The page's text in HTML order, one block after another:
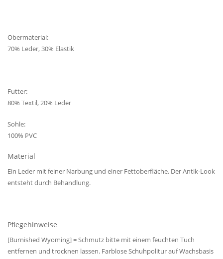
Obermaterial:
70% Leder, 30% Elastik
Futter:
80% Textil, 20% Leder
Sohle:
100% PVC
Material
Ein Leder mit feiner Narbung und einer Fettoberfläche. Der Antik-Look
entsteht durch Behandlung.
Pflegehinweise
[Burnished Wyoming] = Schmutz bitte mit einem feuchten Tuch
entfernen und trocknen lassen. Farblose Schuhpolitur auf Wachsbasis